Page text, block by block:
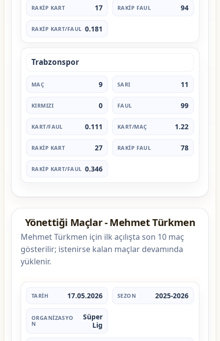
17 94
0.181
Trabzonspor
9 11
0 99
0.111 1.22
27 78
0.346
Yönettiği Maçlar - Mehmet Türkmen
Mehmet Türkmen için ilk açılışta son 10 maç
gösterilir; istenirse kalan maçlar devamında
yüklenir.
17.05.2026 2025-2026
Süper
Lig